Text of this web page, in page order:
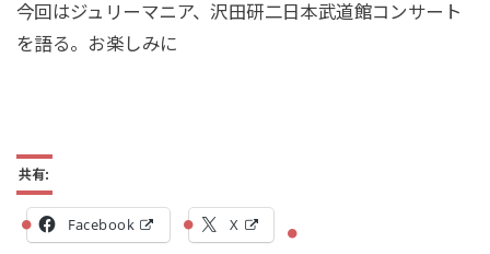
今回はジュリーマニア、沢田研二日本武道館コンサート
を語る。お楽しみに
共有:
Facebook X